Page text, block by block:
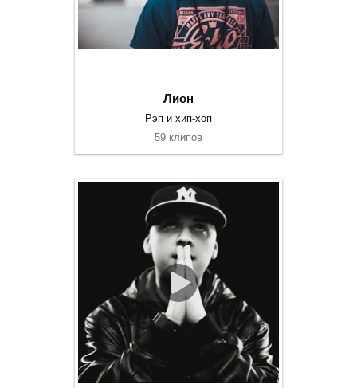
Лион
Рэп и хип-хоп
59 клипов